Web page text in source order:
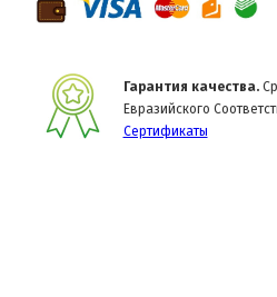
Гарантия качества.
Евразийского
Сертификаты